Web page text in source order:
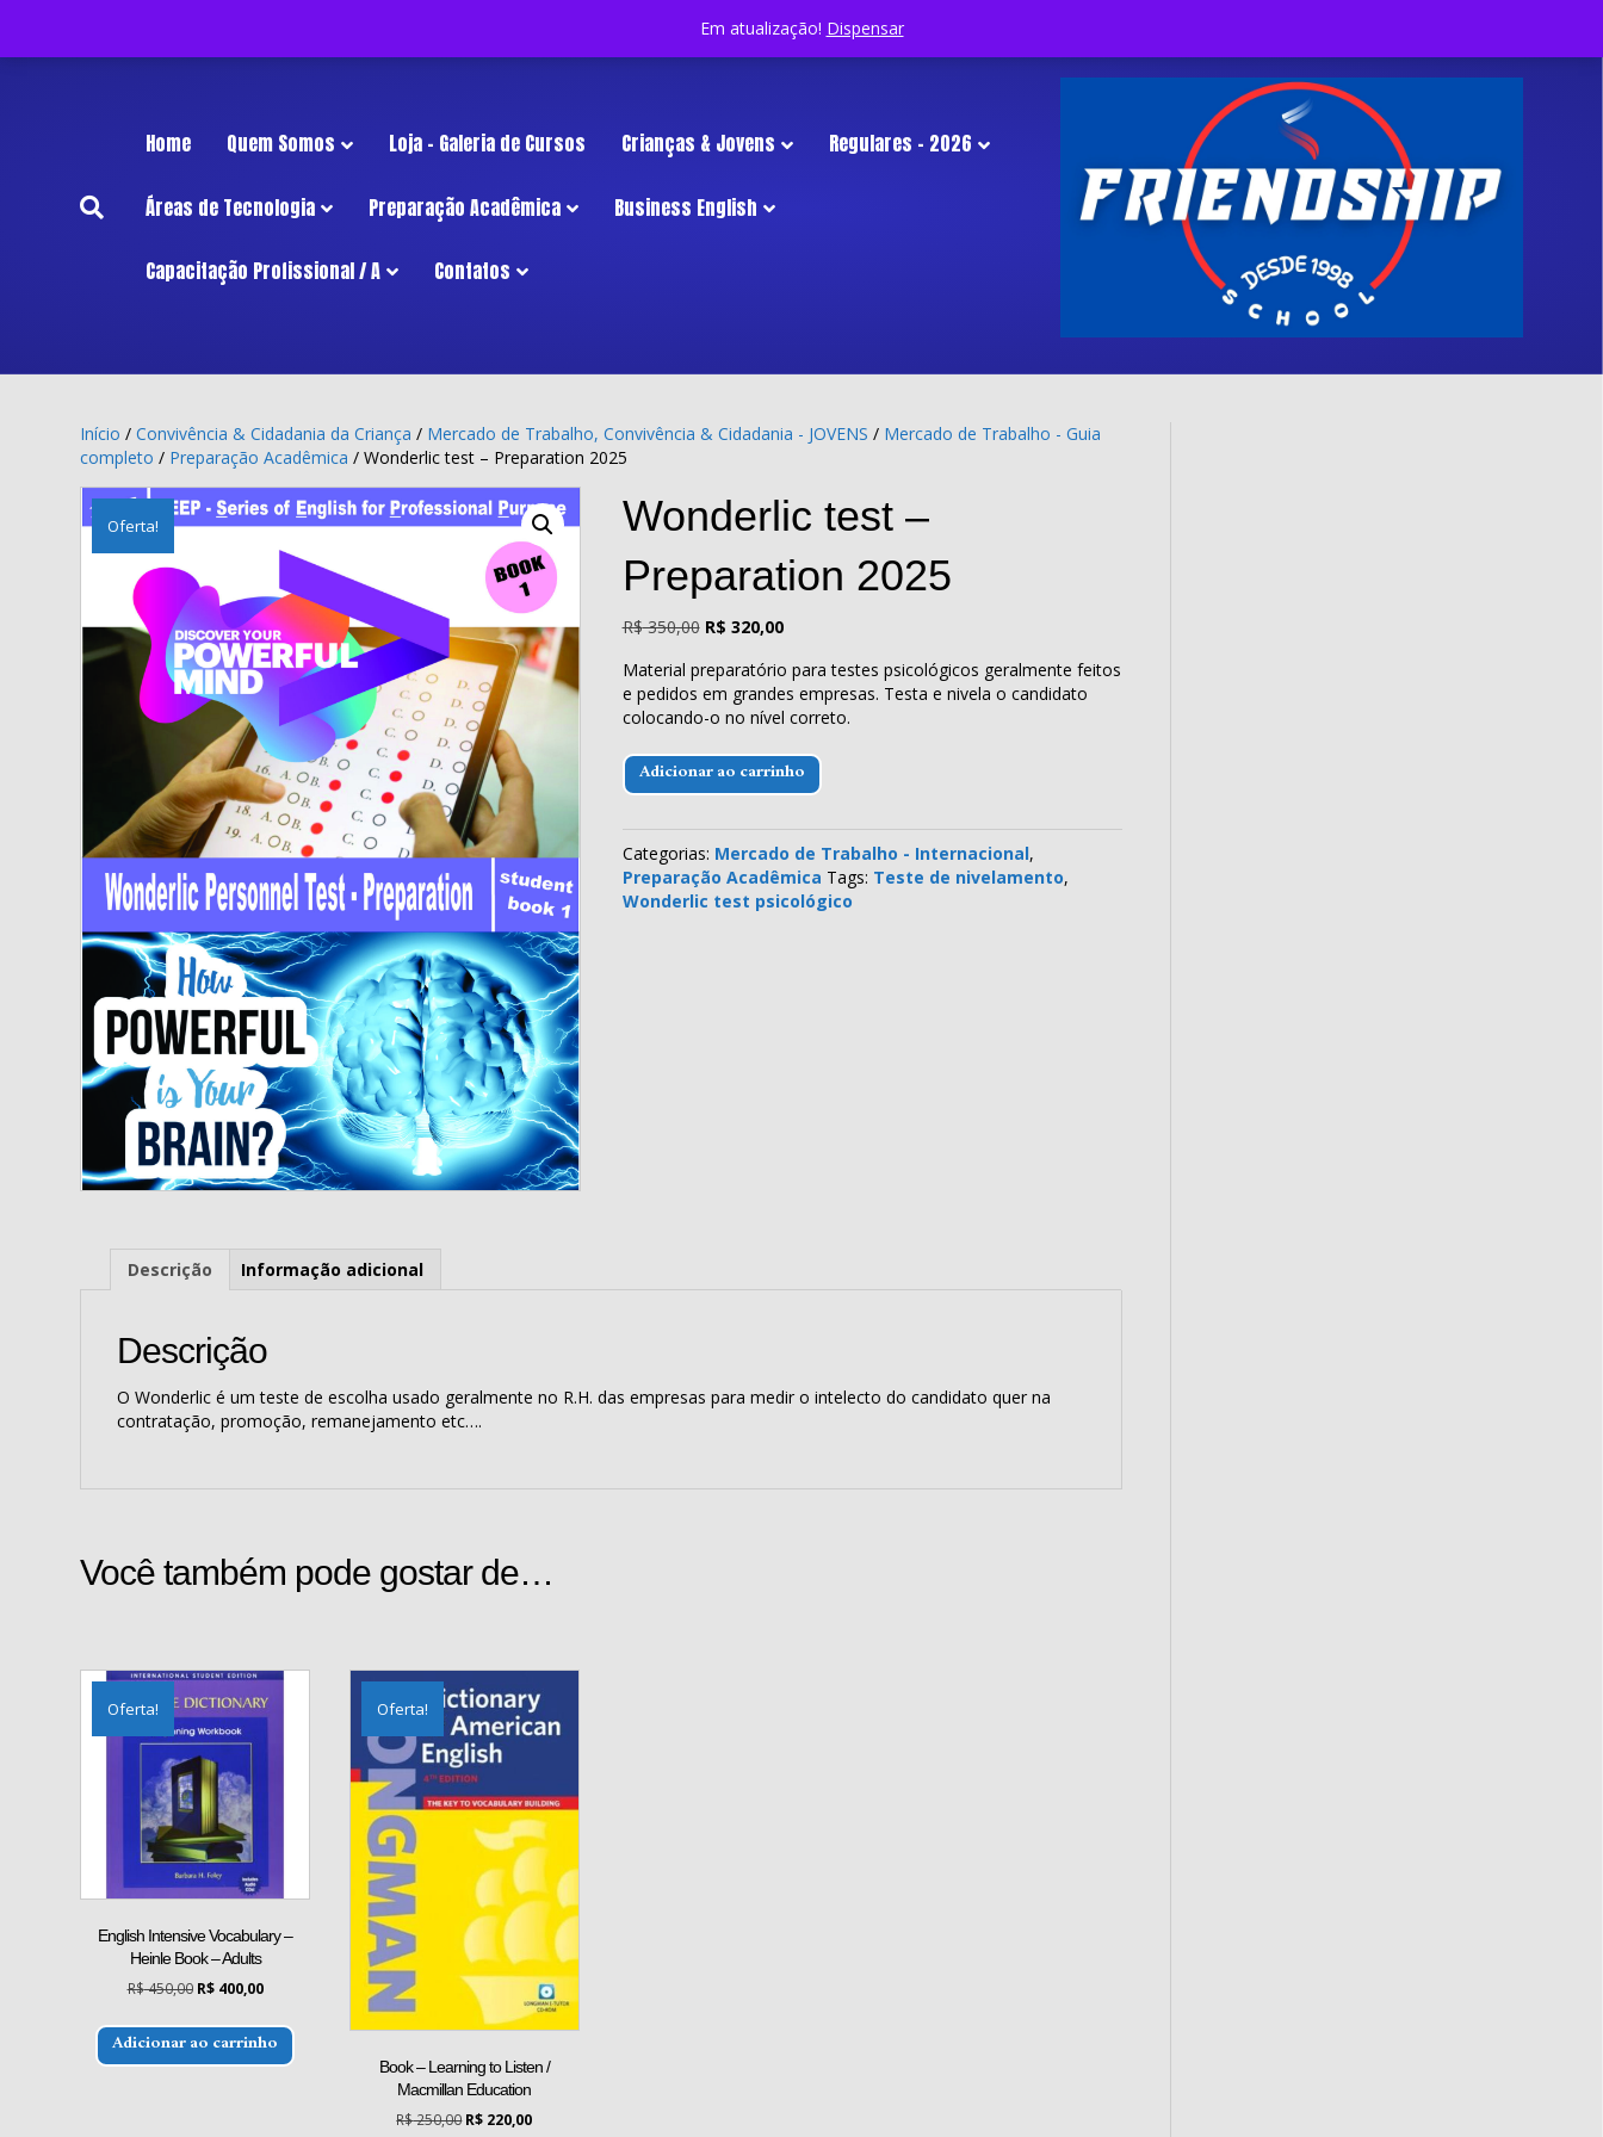
Em atualização! Dispensar
Home Quem Somos Loja – Galeria de Cursos Crianças & Jovens Regulares – 2026
Áreas de Tecnologia Preparação Acadêmica Business English
Capacitação Profissional / A Contatos
Início /Convivência & Cidadania da Criança / Mercado de Trabalho, Convivência & Cidadania - JOVENS / Mercado de Trabalho - Guia
completo / Preparação Acadêmica / Wonderlic test – Preparation 2025
Oferta!
Wonderlic test –
Preparation 2025
R$350,00 O
original
era:
R$ 350,00.
R$ 320,00O
atual
é:
R$ 320,00.
Material preparatório para testes psicológicos geralmente feitos
e pedidos em grandes empresas. Testa e nivela o candidato
colocando-o no nível correto.
Wonderlic
test
Preparation
2025
quantidade
Adicionar ao carrinho
Categorias: Mercado de Trabalho - Internacional,
Preparação Acadêmica Tags: Teste de nivelamento,
Wonderlic test psicológico
Descrição Informação adicional
Descrição
O Wonderlic é um teste de escolha usado geralmente no R.H. das empresas para medir o intelecto do candidato quer na
contratação, promoção, remanejamento etc….
Você também pode gostar de…
Oferta!
English Intensive Vocabulary –
Heinle Book – Adults
R$450,00 O
original
era:
R$ 450,00.
R$400,00O
atual
é:
R$ 400,00.
Adicionar ao carrinho
Oferta!
Book – Learning to Listen /
Macmillan Education
R$250,00 O
R$ 220,00O